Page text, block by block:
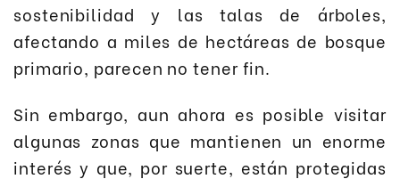
sostenibilidad y las talas de árboles,
afectando a miles de hectáreas de bosque
primario, parecen no tener fin.
Sin embargo, aun ahora es posible visitar
algunas zonas que mantienen un enorme
interés y que, por suerte, están protegidas